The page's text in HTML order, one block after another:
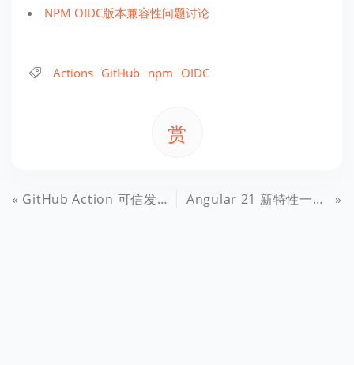
NPM OIDC版本兼容性问题讨论
Actions GitHub npm OIDC
赏
GitHub Action 可信发布NPM的OIDC 404陷阱：Node版本与NPM兼容性详解 Angular 21 新特性一览：现代化框架的重大更新